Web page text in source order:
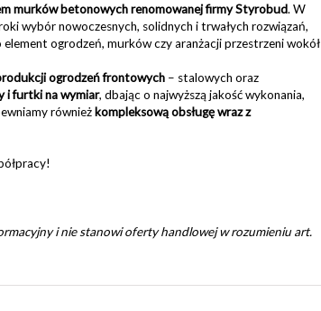
murków betonowych renomowanej firmy Styrobud. W
wybór nowoczesnych, solidnych i trwałych rozwiązań,
ogrodzeń, murków czy aranżacji przestrzeni wokół
ogrodzeń frontowych– stalowych oraz
i furtki na wymiar, dbając o najwyższą jakość wykonania,
równieżkompleksową obsługę wraz z
i nie stanowi oferty handlowej w rozumieniu art.